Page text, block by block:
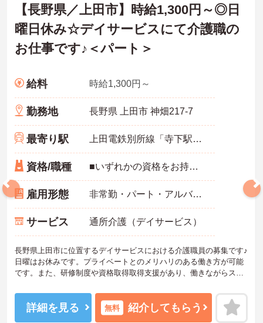
【長野県／上田市】時給1,300円～◎日
曜日休み☆デイサービスにて介護職の
お仕事です♪＜パート＞
給料 時給1,300円～
勤務地 長野県 上田市 神畑217-7
最寄り駅 上田電鉄別所線「寺下駅」徒歩15分
資格/職種 ■いずれかの資格をお持ちの方 ■無資格：可 ■未経験・ブランク：可
雇用形態 非常勤・パート・アルバイト
サービス 通所介護（デイサービス）
長野県上田市に位置するデイサービスにおける介護職員の募集です♪
日曜はお休みです。プライベートとのメリハリのある働き方が可能
です。また、研修制度や資格取得取得支援があり、働きながらスキ
ご興味のある方には、面接対策ポイントなど、さらに詳細をご案内
しますのでお気軽にご相談ください！
詳細を見る 無料 紹介してもらう